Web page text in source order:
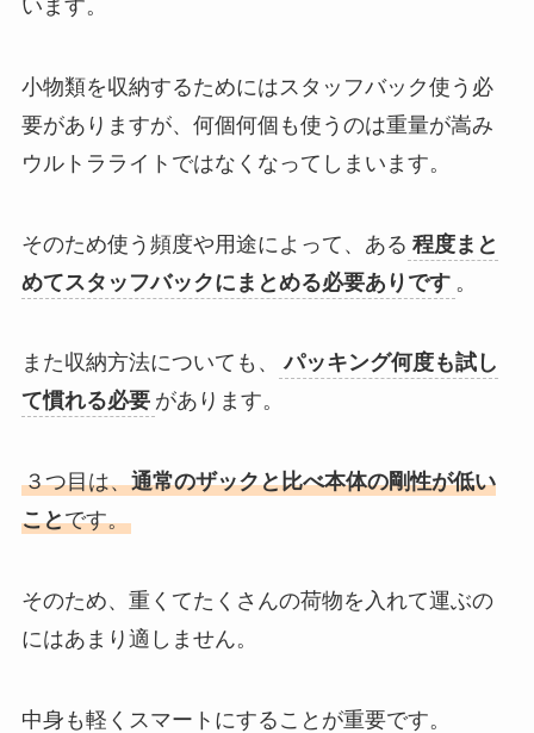
います。
小物類を収納するためにはスタッフバック使う必
要がありますが、何個何個も使うのは重量が嵩み
ウルトラライトではなくなってしまいます。
そのため使う頻度や用途によって、ある 程度まと
めてスタッフバックにまとめる必要ありです 。
また収納方法についても、
パッキング何度も試し
て慣れる必要 があります。
３つ目は、通常のザックと比べ本体の剛性が低い
ことです。
そのため、重くてたくさんの荷物を入れて運ぶの
にはあまり適しません。
中身も軽くスマートにすることが重要です。